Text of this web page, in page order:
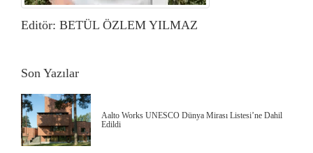
Editör: BETÜL ÖZLEM YILMAZ
Son Yazılar
Aalto Works UNESCO Dünya Mirası Listesi’ne Dahil
Edildi